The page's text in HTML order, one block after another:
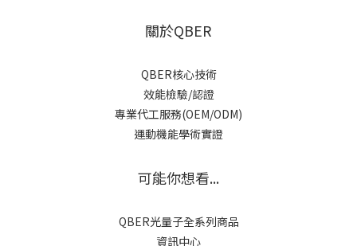
設能量只能以最小單位 E=hνE = hνE=hν 進行交換。 這裡的 hhh 是
後來以他名字命名的普朗克常數，ννν 為電磁波頻率。這個簡單卻
認為這只是一種數學上的權宜之計，卻意外揭開了量子化的序幕。
他的黑體輻射定律成功解釋了實驗中出現的「紫外災難」——古典理
論在高頻區域預測能量發散無限，而量子模型則完美吻合實際數
據。參考資料：Britannica – Max Planck and Blackbody
愛因斯坦與光量子假說 愛因斯坦在 1905 年的論文《On a Heuristic
中，將普朗克的量子思想推向極致。 他主張光在傳播時並非連續
波，而是由離散的「光量子」組成，且每個光量子的能量與頻率成
關於QBER
QBER核心技術
效能檢驗/認證
專業代工服務(OEM/ODM)
運動機能學術實證
可能你想看...
QBER光量子全系列商品
資訊中心